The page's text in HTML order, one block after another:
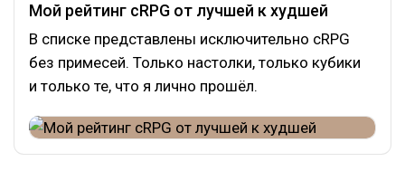
Мой рейтинг cRPG от лучшей к худшей
В списке представлены исключительно cRPG
без примесей. Только настолки, только кубики
и только те, что я лично прошёл.